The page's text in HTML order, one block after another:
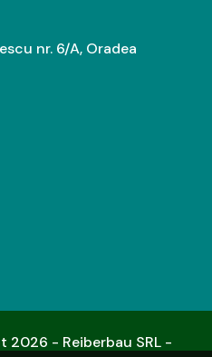
nr. 6/A, Oradea
2026 - Reiberbau SRL -